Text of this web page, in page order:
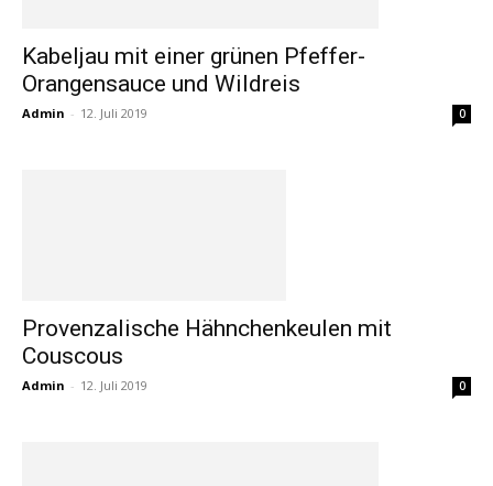
Kabeljau mit einer grünen Pfeffer-
Orangensauce und Wildreis
Admin - 12. Juli 2019 0
Provenzalische Hähnchenkeulen mit
Couscous
Admin - 12. Juli 2019 0